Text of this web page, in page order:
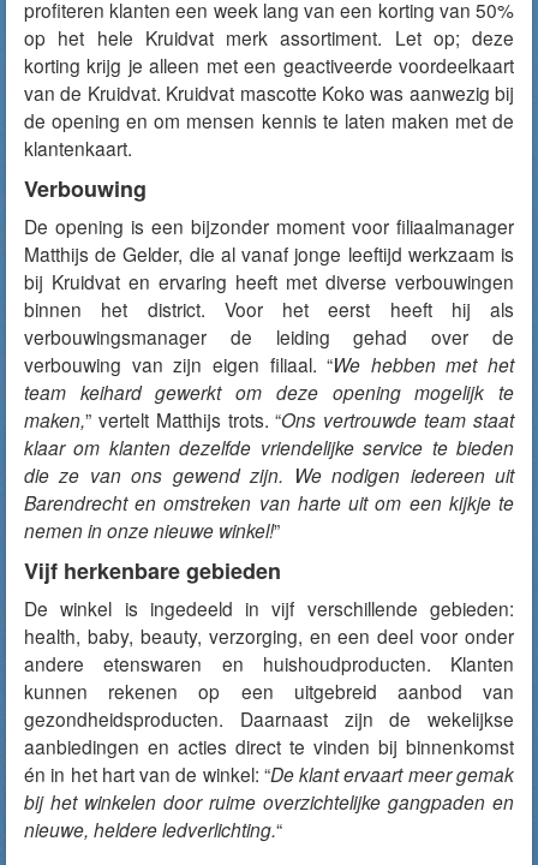
profiteren klanten een week lang van een korting van 50%
op het hele Kruidvat merk assortiment. Let op; deze
korting krijg je alleen met een geactiveerde voordeelkaart
van de Kruidvat. Kruidvat mascotte Koko was aanwezig bij
de opening en om mensen kennis te laten maken met de
klantenkaart.
Verbouwing
De opening is een bijzonder moment voor filiaalmanager
Matthijs de Gelder, die al vanaf jonge leeftijd werkzaam is
bij Kruidvat en ervaring heeft met diverse verbouwingen
binnen het district. Voor het eerst heeft hij als
verbouwingsmanager de leiding gehad over de
verbouwing van zijn eigen filiaal. “We hebben met het
team keihard gewerkt om deze opening mogelijk te
maken,” vertelt Matthijs trots. “Ons vertrouwde team staat
klaar om klanten dezelfde vriendelijke service te bieden
die ze van ons gewend zijn. We nodigen iedereen uit
Barendrecht en omstreken van harte uit om een kijkje te
nemen in onze nieuwe winkel!”
Vijf herkenbare gebieden
De winkel is ingedeeld in vijf verschillende gebieden:
health, baby, beauty, verzorging, en een deel voor onder
andere etenswaren en huishoudproducten. Klanten
kunnen rekenen op een uitgebreid aanbod van
gezondheidsproducten. Daarnaast zijn de wekelijkse
aanbiedingen en acties direct te vinden bij binnenkomst
én in het hart van de winkel: “De klant ervaart meer gemak
bij het winkelen door ruime overzichtelijke gangpaden en
nieuwe, heldere ledverlichting.“